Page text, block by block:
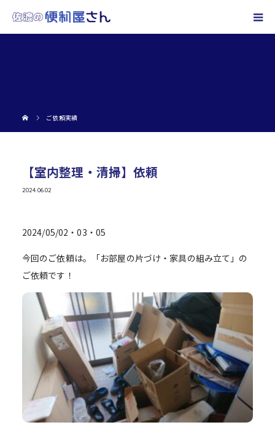
ご依頼実績
【室内整理・清掃】依頼
2024.06.02
2024/05/02・03・05
今回のご依頼は。「お部屋の片づけ・家具の組み立て」の
ご依頼です！